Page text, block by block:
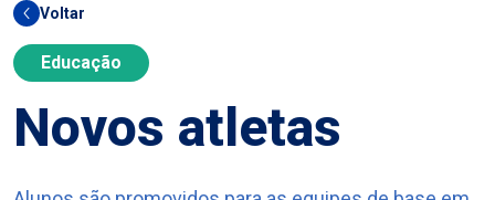
Voltar
Educação
Novos atletas